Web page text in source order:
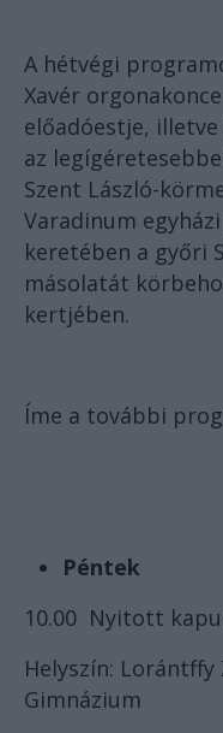
A hétvégi
Xavér
előadóestje,
az
Szent László-
Varadinum
keretében a győri
másolatát
kertjében.
Íme a további
Péntek
10.00 Nyitott
Helyszín:
Gimnázium